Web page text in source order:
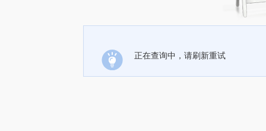
正在查询中，请刷新重试